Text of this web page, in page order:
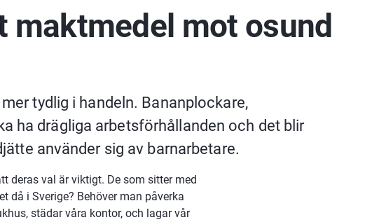
maktmedel mot osund
tydlig i handeln. Bananplockare,
ha drägliga arbetsförhållanden och det blir
använder sig av barnarbetare.
deras val är viktigt. De som sitter med
då i Sverige? Behöver man påverka
städar våra kontor, och lagar vår